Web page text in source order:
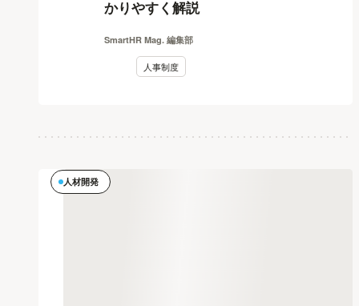
かりやすく解説
SmartHR Mag. 編集部
人事制度
人材開発